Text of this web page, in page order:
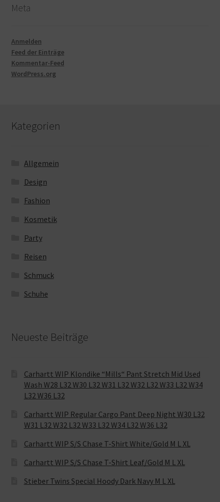
Meta
Anmelden
Feed der Einträge
Kommentar-Feed
WordPress.org
Kategorien
Allgemein
Design
Fashion
Kosmetik
Party
Reisen
Schmuck
Schuhe
Neueste Beiträge
Carhartt WIP Klondike “Mills“ Pant Stretch Mid Used
Wash W28 L32 W30 L32 W31 L32 W32 L32 W33 L32 W34
L32 W36 L32
Carhartt WIP Regular Cargo Pant Deep Night W30 L32
W31 L32 W32 L32 W33 L32 W34 L32 W36 L32
Carhartt WIP S/S Chase T-Shirt White/Gold M L XL
Carhartt WIP S/S Chase T-Shirt Leaf/Gold M L XL
Stieber Twins Special Hoody Dark Navy M L XL